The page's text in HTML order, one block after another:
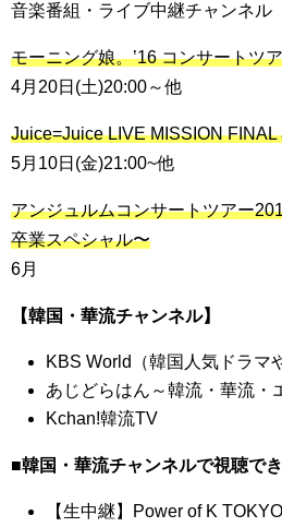
音楽番組・ライブ中継チャンネル
モーニング娘。’16 コンサートツ
4月20日(土)20:00～他
Juice=Juice LIVE MISSION FINAL
5月10日(金)21:00~他
アンジュルムコンサートツアー
卒業スペシャル〜
6月
【韓国・華流チャンネル】
KBS World（韓国人気ドラマ
あじどらはん～韓流・華流・
Kchan!韓流TV
■韓国・華流チャンネルで視聴で
【生中継】Power of K